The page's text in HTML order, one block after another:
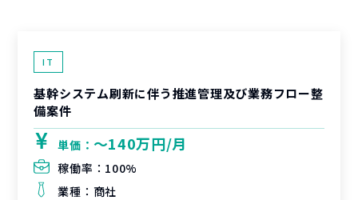
IT
基幹システム刷新に伴う推進管理及び業務フロー整
備案件
単価： 〜140万円/月
稼働率： 100%
業種： 商社